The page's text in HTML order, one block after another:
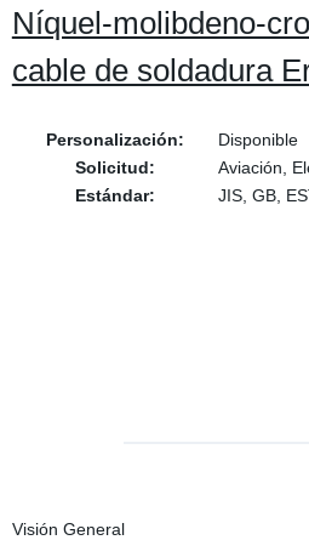
Níquel-molibdeno-
cable de soldadura
Personalización:
Disponible
Solicitud:
Aviación,
Estándar:
JIS, GB,
Visión General